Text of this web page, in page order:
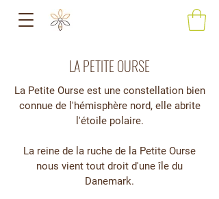
LA PETITE OURSE
La Petite Ourse est une constellation bien
connue de l'hémisphère nord, elle abrite
l'étoile polaire.
La reine de la ruche de la Petite Ourse
nous vient tout droit d'une île du
Danemark.